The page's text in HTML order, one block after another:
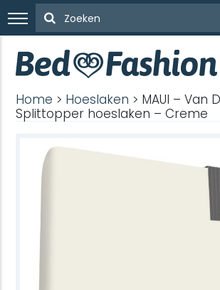
Home > Hoeslaken > MAUI – Van
Splittopper hoeslaken – Creme